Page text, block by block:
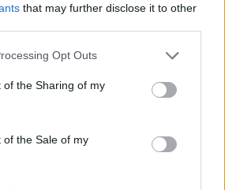
that may further disclose it to other
app uses one or more Google
or usage behaviour. You may click to
to Google and its third-party tags to
specified purposes in below Google
Opt Outs
of the Sharing of my
of the Sale of my
Πώς η
φωτιά στην
απομακρύνθηκαν
θαλάσσης